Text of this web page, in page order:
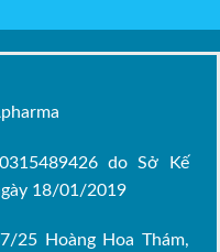
do Sở Kế
18/01/2019
25 Hoàng Hoa Thám,